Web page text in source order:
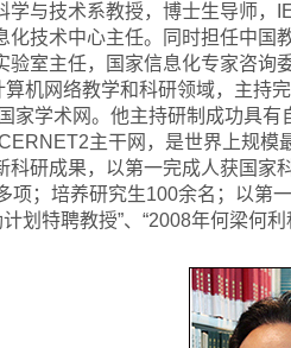
学与技术系教授，博士生导师
化技术中心主任。同时担任中国
验室主任，国家信息化专家咨
机网络教学和科研领域，主持
家学术网。他主持研制成功具
主干网，是世界上规
科研成果，以第一完成人获国
项；培养研究生100余名；以第
划特聘教授”、“2008年何梁何